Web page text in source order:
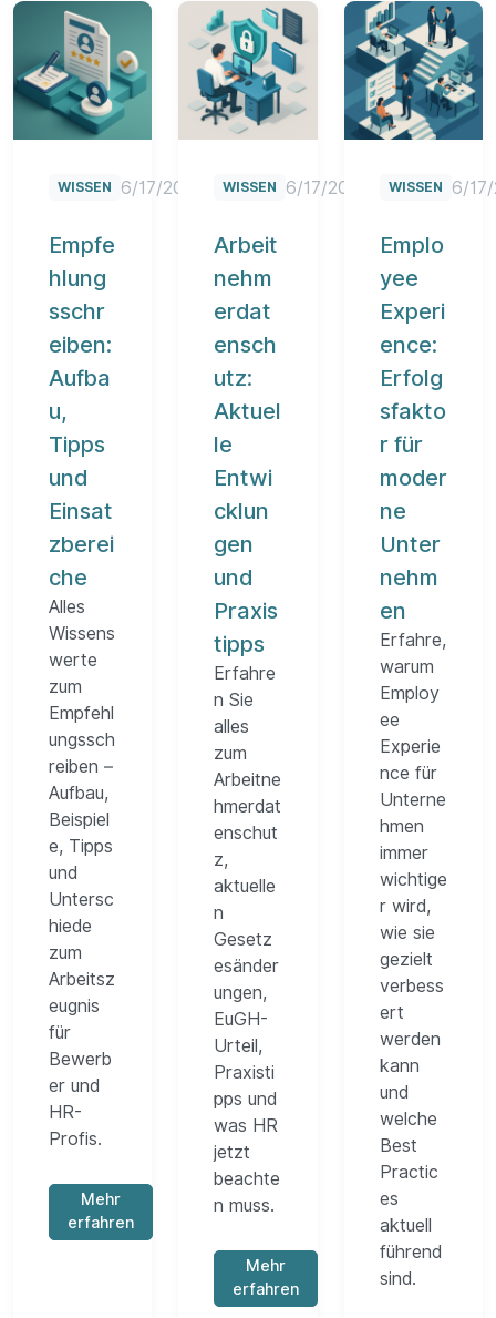
Empfehlungsschreiben: Aufbau, Tipps und
WISSEN 6/17/2025
Empfe
hlung
sschr
eiben:
Aufba
u,
Tipps
und
Einsat
zberei
che
Alles
Wissens
werte
zum
Empfehl
ungssch
reiben –
Aufbau,
Beispiel
e, Tipps
und
Untersc
hiede
zum
Arbeitsz
eugnis
für
Bewerb
er und
HR-
Profis.
Mehr
erfahren
Arbeitnehmerdatenschutz: Aktuelle
WISSEN 6/17/2025
Arbeit
nehm
erdat
ensch
utz:
Aktuel
le
Entwi
cklun
gen
und
Praxis
tipps
Erfahre
n Sie
alles
zum
Arbeitne
hmerdat
enschut
z,
aktuelle
n
Gesetz
esänder
ungen,
EuGH-
Urteil,
Praxisti
pps und
was HR
jetzt
beachte
n muss.
Mehr
erfahren
Employee
WISSEN 6/
Emplo
yee
Experi
ence:
Erfolg
sfakto
r für
moder
ne
Unter
nehm
en
Erfahre,
warum
Employ
ee
Experie
nce für
Unterne
hmen
immer
wichtige
r wird,
wie sie
gezielt
verbess
ert
werden
kann
und
welche
Best
Practic
es
aktuell
führend
sind.